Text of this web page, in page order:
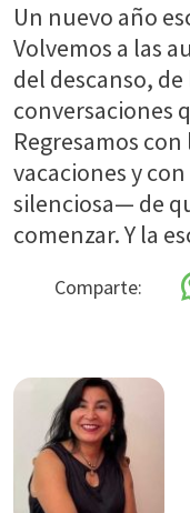
Un nuevo año
Volvemos a las
del descanso, de
conversaciones
Regresamos
vacaciones y
silenciosa— de
comenzar. Y la
Comparte: